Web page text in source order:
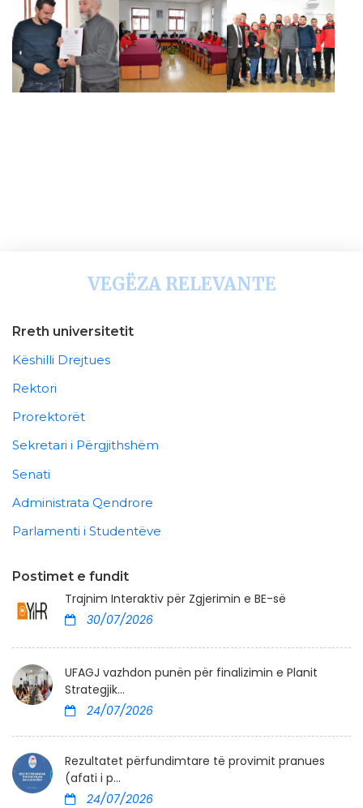
VEGËZA RELEVANTE
Rreth universitetit
Këshilli Drejtues
Rektori
Prorektorët
Sekretari i Përgjithshëm
Senati
Administrata Qendrore
Parlamenti i Studentëve
Postimet e fundit
Trajnim Interaktiv për Zgjerimin e BE-së
30/07/2026
UFAGJ vazhdon punën për finalizimin e Planit
Strategjik...
24/07/2026
Rezultatet përfundimtare të provimit pranues
(afati i p...
24/07/2026